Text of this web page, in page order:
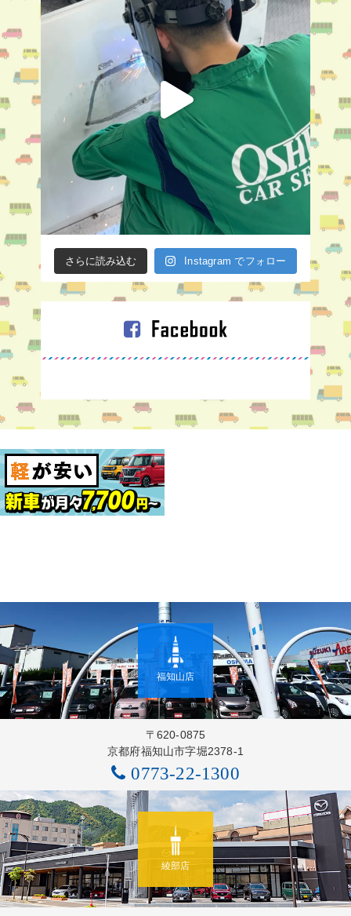
さらに読み込む Instagram でフォロー
福知山店
〒620-0875
京都府福知山市字堀2378-1
0773-22-1300
綾部店